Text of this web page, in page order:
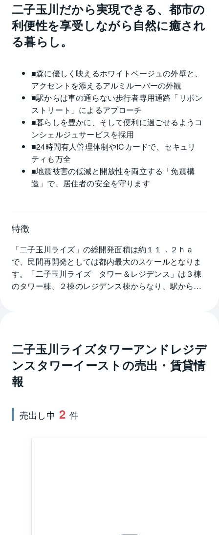
二子玉川だから実現できる、都市の
利便性を享受しながら自然に癒され
る暮らし。
■森に優しく映えるホワイトベージュの外壁と、
アクセントを添えるアルミルーバーの外観
■駅からは車の通らない歩行者専用通路「リボン
ストリート」によるアプローチ
■暮らしを豊かに、そして便利に過ごせるようコ
ンシェルジュサービスを採用
■24時間有人管理体制やICカードで、セキュリ
ティも万全
■地震被害の低減と開放性を両立する「免震構
造」で、居住者の安全を守ります
特徴
「二子玉川ライズ」の総開発面積は約１１．２ｈａ
で、民間再開発としては都内最大のスケールとなりま
す。「二子玉川ライズ　タワー＆レジデンス」は３棟
のタワー棟、２棟のレジデンス棟からなり、駅からは
多摩川、富士山や都心方向を望む様々なタイプのお部
屋がございます。エレベーターホールから住戸へのア
プローチは落ち着きのある内廊下スタイルとなってい
ます。（総戸数：395戸、42階建、2010年5月築）
多摩川、富士山や都心方向を望む様々なタイプのお部
屋がございます。エレベーターホールから住戸へのア
二子玉川ライズタワーアンドレジデ
ンスタワーイースト の売出・賃貸情
報
売出し中 2 件